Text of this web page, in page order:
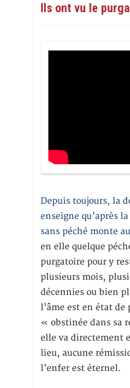
Ils ont vu le
Depuis toujours, la
enseigne qu’après
sans péché monte
en elle quelque
purgatoire pour y
plusieurs mois,
décennies ou bien
l’âme est en état de
« obstinée dans sa
elle va directement
lieu, aucune
l’enfer est éternel.